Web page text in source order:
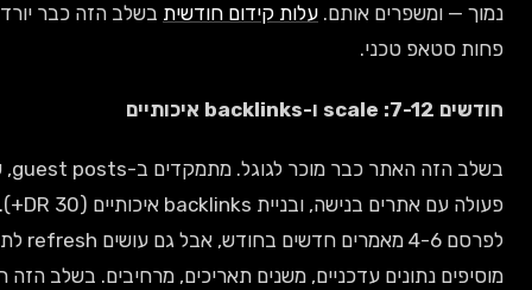
ומשפרים אותם.עלות קידום חודשיתבשלב הזה כבר יורדת מעט כי
טכני.
בשלב הזה האתר כבר מוכר לגוגל. מתמקדים ב-guest posts, שיתופי
פעולה עם אתרים בנישה, ובניית backlinks איכותיים (DR 30+). ממשיכים
לפרסם 4-6 מאמרים חדשים בחודש, אבל גם עושים refresh לתוכן ישן —
נתונים עדכניים, משנים תאריכים, מרחיבים. בשלב הזה רואים